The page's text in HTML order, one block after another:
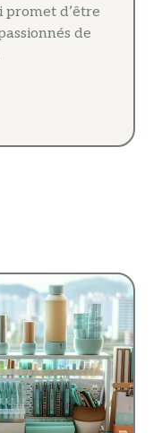
promet d’être
de